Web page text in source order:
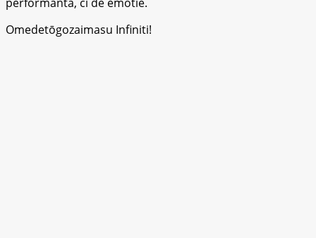
Omedetōgozaimasu Infiniti!